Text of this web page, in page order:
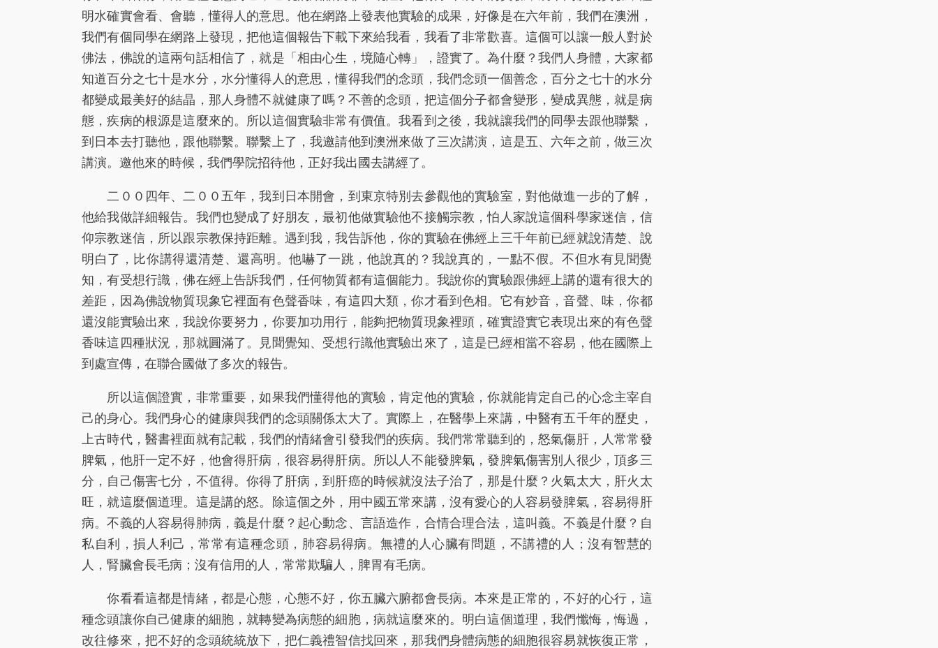
明水確實會看、會聽，懂得人的意思。他在網路上發表他實驗的成果，好像是在六年前，我們在澳洲，
我們有個同學在網路上發現，把他這個報告下載下來給我看，我看了非常歡喜。這個可以讓一般人對於
佛法，佛說的這兩句話相信了，就是「相由心生，境隨心轉」，證實了。為什麼？我們人身體，大家都
知道百分之七十是水分，水分懂得人的意思，懂得我們的念頭，我們念頭一個善念，百分之七十的水分
都變成最美好的結晶，那人身體不就健康了嗎？不善的念頭，把這個分子都會變形，變成異態，就是病
態，疾病的根源是這麼來的。所以這個實驗非常有價值。我看到之後，我就讓我們的同學去跟他聯繫，
到日本去打聽他，跟他聯繫。聯繫上了，我邀請他到澳洲來做了三次講演，這是五、六年之前，做三次
講演。邀他來的時候，我們學院招待他，正好我出國去講經了。
二００四年、二００五年，我到日本開會，到東京特別去參觀他的實驗室，對他做進一步的了解，
他給我做詳細報告。我們也變成了好朋友，最初他做實驗他不接觸宗教，怕人家說這個科學家迷信，信
仰宗教迷信，所以跟宗教保持距離。遇到我，我告訴他，你的實驗在佛經上三千年前已經就說清楚、說
明白了，比你講得還清楚、還高明。他嚇了一跳，他說真的？我說真的，一點不假。不但水有見聞覺
知，有受想行識，佛在經上告訴我們，任何物質都有這個能力。我說你的實驗跟佛經上講的還有很大的
差距，因為佛說物質現象它裡面有色聲香味，有這四大類，你才看到色相。它有妙音，音聲、味，你都
還沒能實驗出來，我說你要努力，你要加功用行，能夠把物質現象裡頭，確實證實它表現出來的有色聲
香味這四種狀況，那就圓滿了。見聞覺知、受想行識他實驗出來了，這是已經相當不容易，他在國際上
到處宣傳，在聯合國做了多次的報告。
所以這個證實，非常重要，如果我們懂得他的實驗，肯定他的實驗，你就能肯定自己的心念主宰自
己的身心。我們身心的健康與我們的念頭關係太大了。實際上，在醫學上來講，中醫有五千年的歷史，
上古時代，醫書裡面就有記載，我們的情緒會引發我們的疾病。我們常常聽到的，怒氣傷肝，人常常發
脾氣，他肝一定不好，他會得肝病，很容易得肝病。所以人不能發脾氣，發脾氣傷害別人很少，頂多三
分，自己傷害七分，不值得。你得了肝病，到肝癌的時候就沒法子治了，那是什麼？火氣太大，肝火太
旺，就這麼個道理。這是講的怒。除這個之外，用中國五常來講，沒有愛心的人容易發脾氣，容易得肝
病。不義的人容易得肺病，義是什麼？起心動念、言語造作，合情合理合法，這叫義。不義是什麼？自
私自利，損人利己，常常有這種念頭，肺容易得病。無禮的人心臟有問題，不講禮的人；沒有智慧的
人，腎臟會長毛病；沒有信用的人，常常欺騙人，脾胃有毛病。
你看看這都是情緒，都是心態，心態不好，你五臟六腑都會長病。本來是正常的，不好的心行，這
種念頭讓你自己健康的細胞，就轉變為病態的細胞，病就這麼來的。明白這個道理，我們懺悔，悔過，
改往修來，把不好的念頭統統放下，把仁義禮智信找回來，那我們身體病態的細胞很容易就恢復正常，